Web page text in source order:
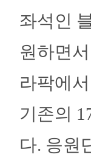
좌석인
원하면
라팍에
기존의
다. 응원